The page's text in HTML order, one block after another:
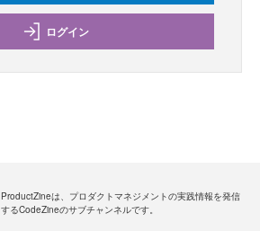
ログイン
ProductZineは、プロダクトマネジメントの実践情報を発信
するCodeZineのサブチャンネルです。